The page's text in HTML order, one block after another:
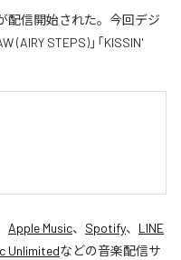
が配信開始された。今回デジ
(AIRY STEPS)」「KISSIN'
Apple Music、 Spotify、 LINE
Unlimitedなどの音楽配信サ